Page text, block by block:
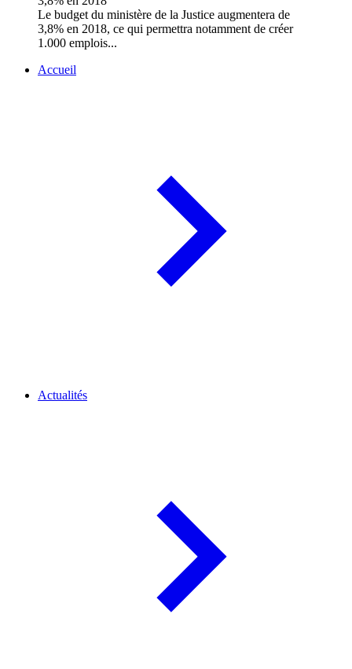
Le budget du ministère de la Justice augmentera de
3,8% en 2018, ce qui permettra notamment de créer
1.000 emplois...
Accueil
Actualités